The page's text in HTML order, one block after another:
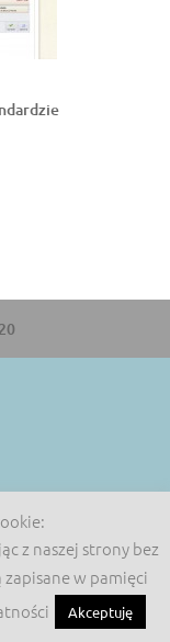
z naszej strony bez
w pamięci
Akceptuję